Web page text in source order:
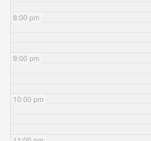
8:00 pm
9:00 pm
10:00 pm